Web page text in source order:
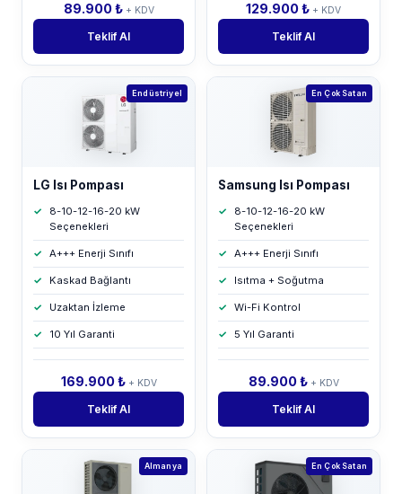
89.900 ₺ + KDV
Teklif Al
129.900 ₺ + KDV
Teklif Al
Endüstriyel
LG Isı Pompası
8-10-12-16-20 kW
Seçenekleri
A+++ Enerji Sınıfı
Kaskad Bağlantı
Uzaktan İzleme
10 Yıl Garanti
169.900 ₺ + KDV
Teklif Al
En Çok Satan
Samsung Isı Pompası
8-10-12-16-20 kW
Seçenekleri
A+++ Enerji Sınıfı
Isıtma + Soğutma
Wi-Fi Kontrol
5 Yıl Garanti
89.900 ₺ + KDV
Teklif Al
Almanya En Çok Satan